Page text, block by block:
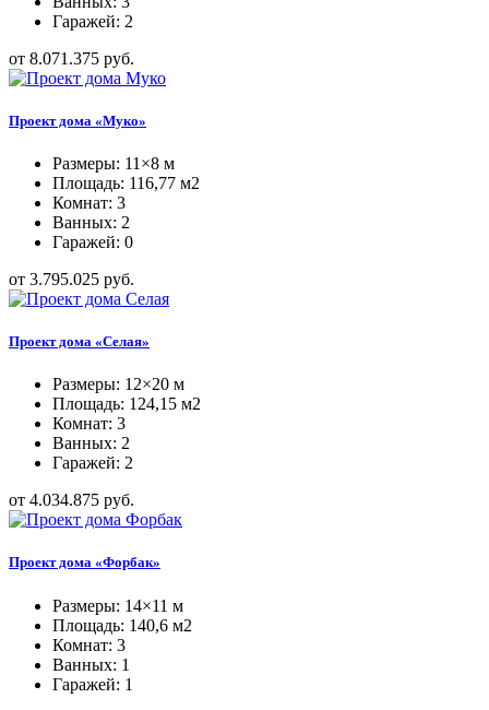
Гаражей: 2
от 8.071.375 руб.
Проект дома «Муко»
Размеры: 11×8 м
Площадь: 116,77 м2
Комнат: 3
Ванных: 2
Гаражей: 0
от 3.795.025 руб.
Проект дома «Селая»
Размеры: 12×20 м
Площадь: 124,15 м2
Комнат: 3
Ванных: 2
Гаражей: 2
от 4.034.875 руб.
Проект дома «Форбак»
Размеры: 14×11 м
Площадь: 140,6 м2
Комнат: 3
Ванных: 1
Гаражей: 1